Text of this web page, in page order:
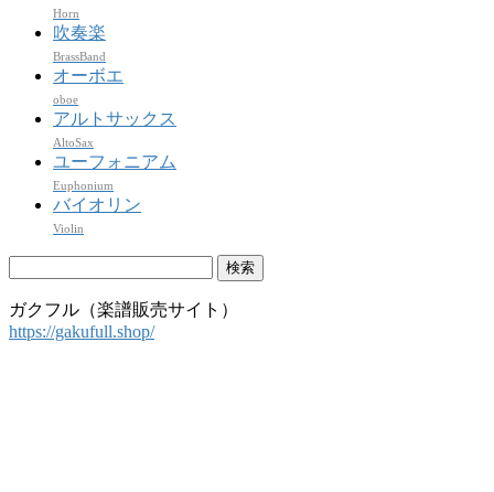
Horn
吹奏楽
BrassBand
オーボエ
oboe
アルトサックス
AltoSax
ユーフォニアム
Euphonium
バイオリン
Violin
ガクフル（楽譜販売サイト）
https://gakufull.shop/